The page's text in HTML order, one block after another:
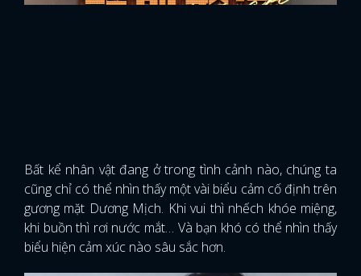
Bất kể nhân vật đang ở trong tình cảnh nào, chúng ta
cũng chỉ có thể nhìn thấy một vài biểu cảm cố định trên
gương mặt Dương Mịch. Khi vui thì nhếch khóe miệng,
khi buồn thì rơi nước mắt… Và bạn khó có thể nhìn thấy
biểu hiện cảm xúc nào sâu sắc hơn.